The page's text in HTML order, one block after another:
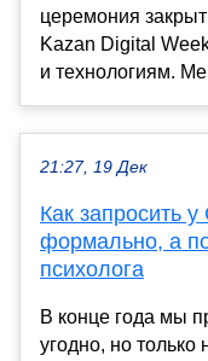
церемония
Kazan Digital
и технологиям.
21:27, 19 Дек
Как запросить
формально, а
психолога
В конце года мы
угодно, но только